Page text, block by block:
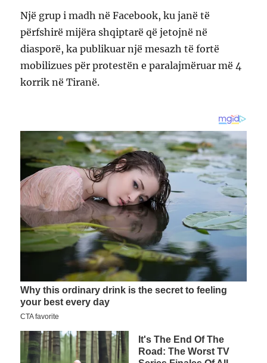
Një grup i madh në Facebook, ku janë të
përfshirë mijëra shqiptarë që jetojnë në
diasporë, ka publikuar një mesazh të fortë
mobilizues për protestën e paralajmëruar më 4
korrik në Tiranë.